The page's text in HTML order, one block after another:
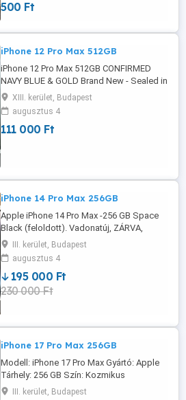
a világ bármely országában használható.
WhatsApp szám: +1(218)220-5859 Apple
...
500 Ft
iPhone 12 Pro Max 512GB
iPhone 12 Pro Max 512GB CONFIRMED
NAVY BLUE & GOLD Brand New - Sealed in
a box UNLOCKED WORLDWIDE SIM-Free
Direct from APPLE Best Email Me:
XIII. kerület, Budapest
augusztus 4
111 000 Ft
iPhone 14 Pro Max 256GB
Apple iPhone 14 Pro Max -256 GB Space
Black (feloldott). Vadonatúj, ZÁRVA,
iPhone 14 Pro Max Space Black 256 GB
TELJESEN KIOLDVA 100%-os
akkumulátor-élettartam Bármilyen
szolgáltatáson használható, amely
támogatja az E-SIM eszközöket. Nyitott
III. kerület, Budapest
augusztus 4
195 000 Ft
230 000 Ft
iPhone 17 Pro Max 256GB
Modell: iPhone 17 Pro Max Gyártó: Apple
Tárhely: 256 GB Szín: Kozmikus
narancssárga Modellszám: A3257 Állapot:
III. kerület, Budapest